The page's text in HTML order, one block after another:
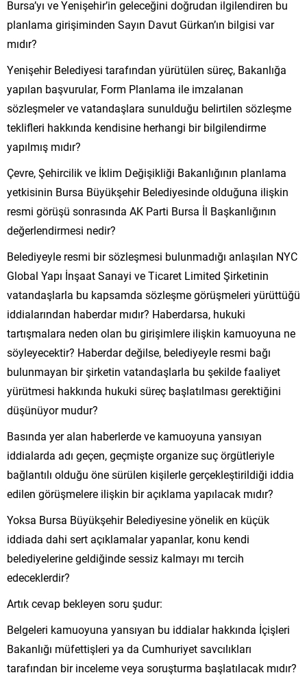
Bursa’yı ve Yenişehir’in geleceğini doğrudan ilgilendiren bu
planlama girişiminden Sayın Davut Gürkan’ın bilgisi var
mıdır?
Yenişehir Belediyesi tarafından yürütülen süreç, Bakanlığa
yapılan başvurular, Form Planlama ile imzalanan
sözleşmeler ve vatandaşlara sunulduğu belirtilen sözleşme
teklifleri hakkında kendisine herhangi bir bilgilendirme
yapılmış mıdır?
Çevre, Şehircilik ve İklim Değişikliği Bakanlığının planlama
yetkisinin Bursa Büyükşehir Belediyesinde olduğuna ilişkin
resmi görüşü sonrasında AK Parti Bursa İl Başkanlığının
değerlendirmesi nedir?
Belediyeyle resmi bir sözleşmesi bulunmadığı anlaşılan NYC
Global Yapı İnşaat Sanayi ve Ticaret Limited Şirketinin
vatandaşlarla bu kapsamda sözleşme görüşmeleri yürüttüğü
iddialarından haberdar mıdır? Haberdarsa, hukuki
tartışmalara neden olan bu girişimlere ilişkin kamuoyuna ne
söyleyecektir? Haberdar değilse, belediyeyle resmi bağı
bulunmayan bir şirketin vatandaşlarla bu şekilde faaliyet
yürütmesi hakkında hukuki süreç başlatılması gerektiğini
düşünüyor mudur?
Basında yer alan haberlerde ve kamuoyuna yansıyan
iddialarda adı geçen, geçmişte organize suç örgütleriyle
bağlantılı olduğu öne sürülen kişilerle gerçekleştirildiği iddia
edilen görüşmelere ilişkin bir açıklama yapılacak mıdır?
Yoksa Bursa Büyükşehir Belediyesine yönelik en küçük
iddiada dahi sert açıklamalar yapanlar, konu kendi
belediyelerine geldiğinde sessiz kalmayı mı tercih
edeceklerdir?
Artık cevap bekleyen soru şudur:
Belgeleri kamuoyuna yansıyan bu iddialar hakkında İçişleri
Bakanlığı müfettişleri ya da Cumhuriyet savcılıkları
tarafından bir inceleme veya soruşturma başlatılacak mıdır?